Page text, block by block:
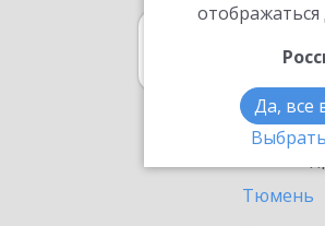
отображаться
Да, все
в
Тюмень